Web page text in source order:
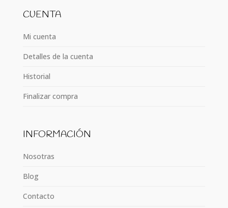
CUENTA
Mi cuenta
Detalles de la cuenta
Historial
Finalizar compra
INFORMACIÓN
Nosotras
Blog
Contacto